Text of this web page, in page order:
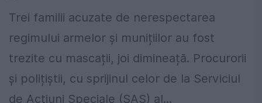
Trei familii acuzate de nerespectarea
regimului armelor și munițiilor au fost
trezite cu mascații, joi dimineață. Procurorii
și polițiștii, cu sprijinul celor de la Serviciul
de Acţiuni Speciale (SAS) al...